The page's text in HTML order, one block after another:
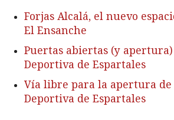
Forjas Alcalá, el nuevo
El Ensanche
Puertas abiertas (y
Deportiva de Espartales
Vía libre para la apertura de
Deportiva de Espartales